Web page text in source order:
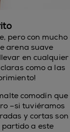
, pero con mucho
arena suave
en cualquier
como a las
o!
comodín que
–si tuviéramos
y cortas son
a este